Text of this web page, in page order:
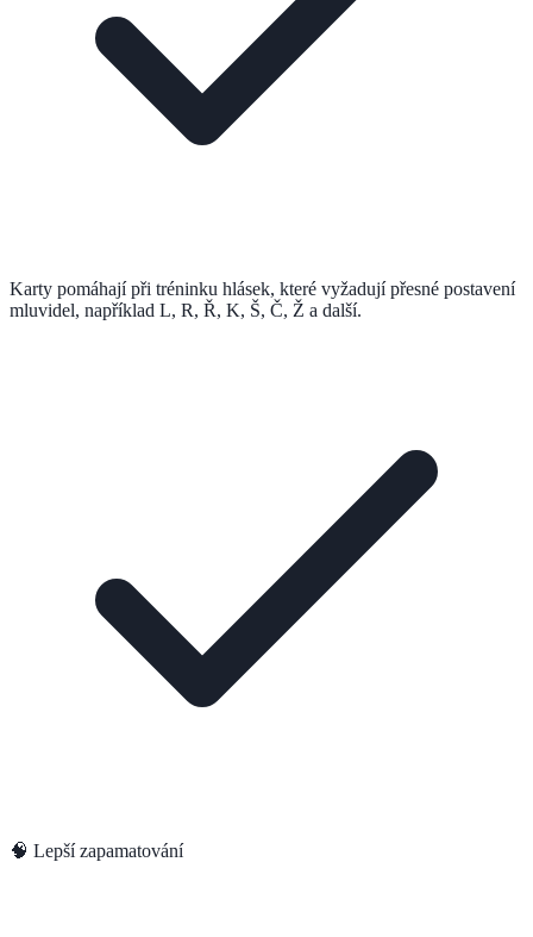
Karty pomáhají při tréninku hlásek, které vyžadují přesné postavení
mluvidel, například L, R, Ř, K, Š, Č, Ž a další.
🧠 Lepší zapamatování